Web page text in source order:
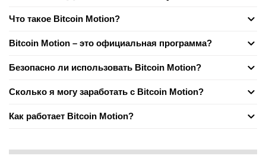
Что такое Bitcoin Motion?
Bitcoin Motion – это официальная программа?
Безопасно ли использовать Bitcoin Motion?
Сколько я могу заработать с Bitcoin Motion?
Как работает Bitcoin Motion?